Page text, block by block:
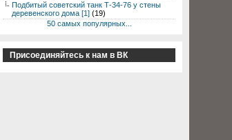
Подбитый советский танк Т-34-76 у стены
деревенского дома [1] (19)
50 самых популярных...
Присоединяйтесь к нам в ВК